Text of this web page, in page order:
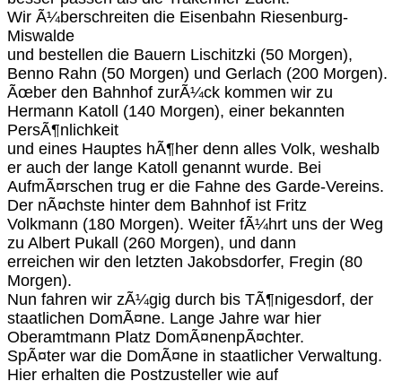
Wir Ã¼berschreiten die Eisenbahn Riesenburg-
Miswalde
und bestellen die Bauern Lischitzki (50 Morgen),
Benno Rahn (50 Morgen) und Gerlach (200 Morgen).
Ãœber den Bahnhof zurÃ¼ck kommen wir zu
Hermann Katoll (140 Morgen), einer bekannten
PersÃ¶nlichkeit
und eines Hauptes hÃ¶her denn alles Volk, weshalb
er auch der lange Katoll genannt wurde. Bei
AufmÃ¤rschen trug er die Fahne des Garde-Vereins.
Der nÃ¤chste hinter dem Bahnhof ist Fritz
Volkmann (180 Morgen). Weiter fÃ¼hrt uns der Weg
zu Albert Pukall (260 Morgen), und dann
erreichen wir den letzten Jakobsdorfer, Fregin (80
Morgen).
Nun fahren wir zÃ¼gig durch bis TÃ¶nigesdorf, der
staatlichen DomÃ¤ne. Lange Jahre war hier
Oberamtmann Platz DomÃ¤nenpÃ¤chter.
SpÃ¤ter war die DomÃ¤ne in staatlicher Verwaltung.
Hier erhalten die Postzusteller wie auf